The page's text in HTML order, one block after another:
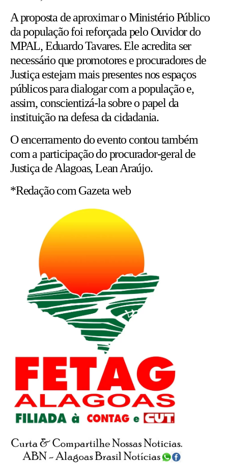
A proposta de aproximar o Ministério Público
da população foi reforçada pelo Ouvidor do
MPAL, Eduardo Tavares. Ele acredita ser
necessário que promotores e procuradores de
Justiça estejam mais presentes nos espaços
públicos para dialogar com a população e,
assim, conscientizá-la sobre o papel da
instituição na defesa da cidadania.
O encerramento do evento contou também
com a participação do procurador-geral de
Justiça de Alagoas, Lean Araújo.
*Redação com Gazeta web